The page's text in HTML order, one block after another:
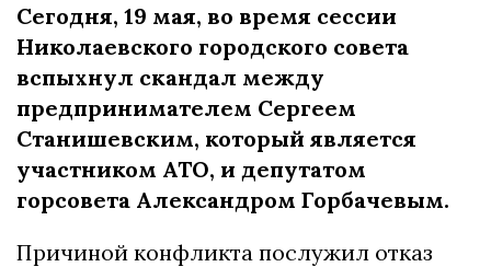
Сегодня, 19 мая, во время сессии
Николаевского городского совета
вспыхнул скандал между
предпринимателем Сергеем
Станишевским, который является
участником АТО, и депутатом
горсовета Александром Горбачевым.
Причиной конфликта послужил отказ